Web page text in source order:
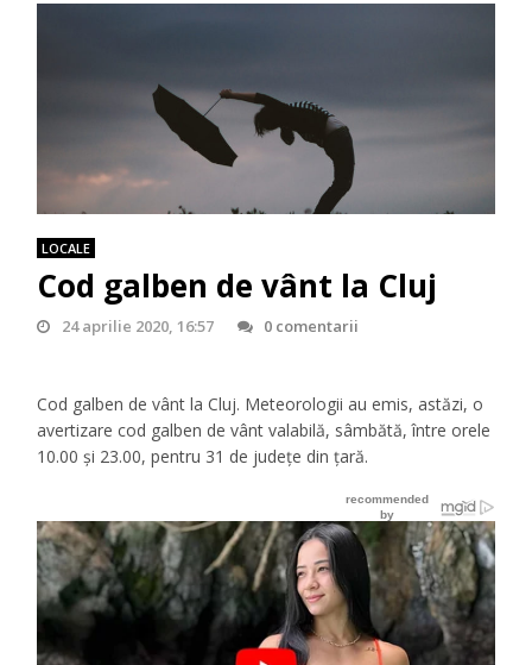
LOCALE
Cod galben de vânt la Cluj
24 aprilie 2020, 16:57 0 comentarii
Cod galben de vânt la Cluj. Meteorologii au emis, astăzi, o
avertizare cod galben de vânt valabilă, sâmbătă, între orele
10.00 şi 23.00, pentru 31 de judeţe din ţară.